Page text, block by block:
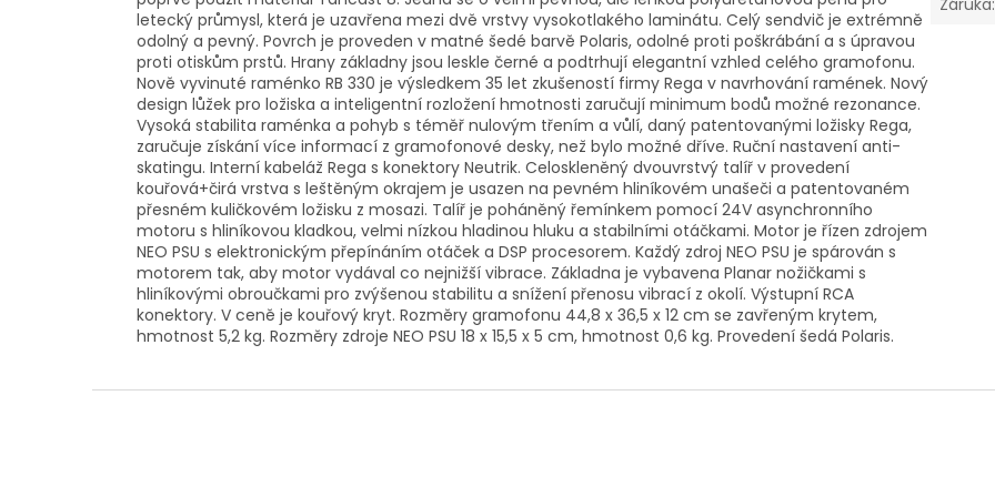
letecký průmysl, která je uzavřena mezi dvě vrstvy vysokotlakého laminátu. Celý sendvič je extrémně
odolný a pevný. Povrch je proveden v matné šedé barvě Polaris, odolné proti poškrábání a s úpravou
proti otiskům prstů. Hrany základny jsou leskle černé a podtrhují elegantní vzhled celého gramofonu.
Nově vyvinuté raménko RB 330 je výsledkem 35 let zkušeností firmy Rega v navrhování ramének. Nový
design lůžek pro ložiska a inteligentní rozložení hmotnosti zaručují minimum bodů možné rezonance.
Vysoká stabilita raménka a pohyb s téměř nulovým třením a vůlí, daný patentovanými ložisky Rega,
zaručuje získání více informací z gramofonové desky, než bylo možné dříve. Ruční nastavení anti-
skatingu. Interní kabeláž Rega s konektory Neutrik. Celoskleněný dvouvrstvý talíř v provedení
kouřová+čirá vrstva s leštěným okrajem je usazen na pevném hliníkovém unašeči a patentovaném
přesném kuličkovém ložisku z mosazi. Talíř je poháněný řemínkem pomocí 24V asynchronního
motoru s hliníkovou kladkou, velmi nízkou hladinou hluku a stabilními otáčkami. Motor je řízen zdrojem
NEO PSU s elektronickým přepínáním otáček a DSP procesorem. Každý zdroj NEO PSU je spárován s
motorem tak, aby motor vydával co nejnižší vibrace. Základna je vybavena Planar nožičkami s
hliníkovými obroučkami pro zvýšenou stabilitu a snížení přenosu vibrací z okolí. Výstupní RCA
konektory. V ceně je kouřový kryt. Rozměry gramofonu 44,8 x 36,5 x 12 cm se zavřeným krytem,
hmotnost 5,2 kg. Rozměry zdroje NEO PSU 18 x 15,5 x 5 cm, hmotnost 0,6 kg. Provedení šedá Polaris.
Záruka: